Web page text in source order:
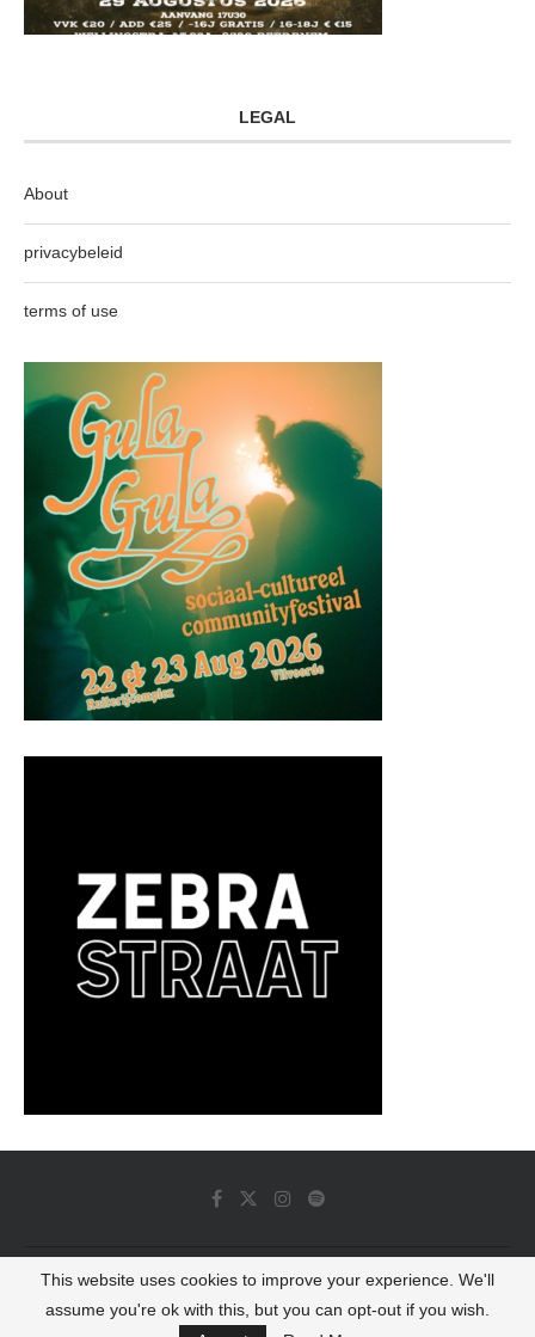
LEGAL
About
privacybeleid
terms of use
© 2022 - Luminous Dash All Rights Reserved
This website uses cookies to improve your experience. We'll
assume you're ok with this, but you can opt-out if you wish.